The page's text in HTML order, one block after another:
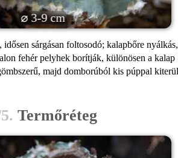
sárgásan foltosodó; kalapbőre nyálkás,
fehér pelyhek borítják, különösen a kalap
majd domborúból kis púppal
⌀ 3-9 cm
Termőréteg